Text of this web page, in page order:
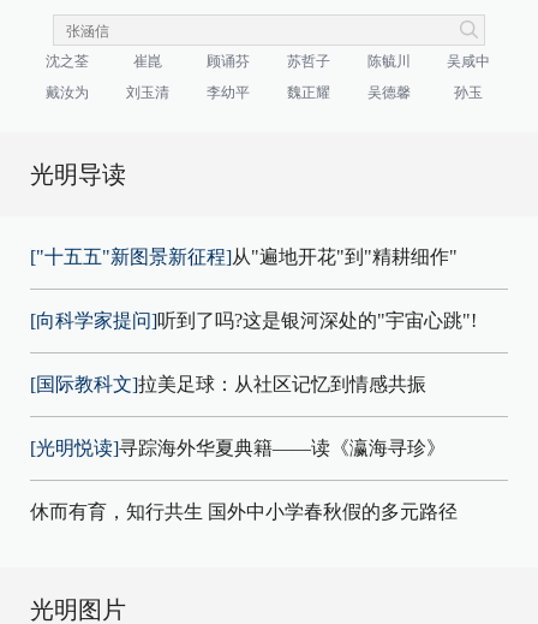
沈之荃 崔崑 顾诵芬 苏哲子 陈毓川
吴咸中
戴汝为
刘玉清 李幼平 魏正耀 吴德馨 孙玉
光明导读
["十五五"新图景新征程]从"遍地开花"到"精耕细作"
[向科学家提问]听到了吗?这是银河深处的"宇宙心跳"!
[国际教科文]拉美足球：从社区记忆到情感共振
[光明悦读]寻踪海外华夏典籍——读《瀛海寻珍》
休而有育，知行共生 国外中小学春秋假的多元路径
光明图片